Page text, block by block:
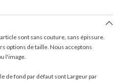
sont sans couture, sans épissure.
options de taille. Nous acceptons
l'image.
de fond par défaut sont Largeur par